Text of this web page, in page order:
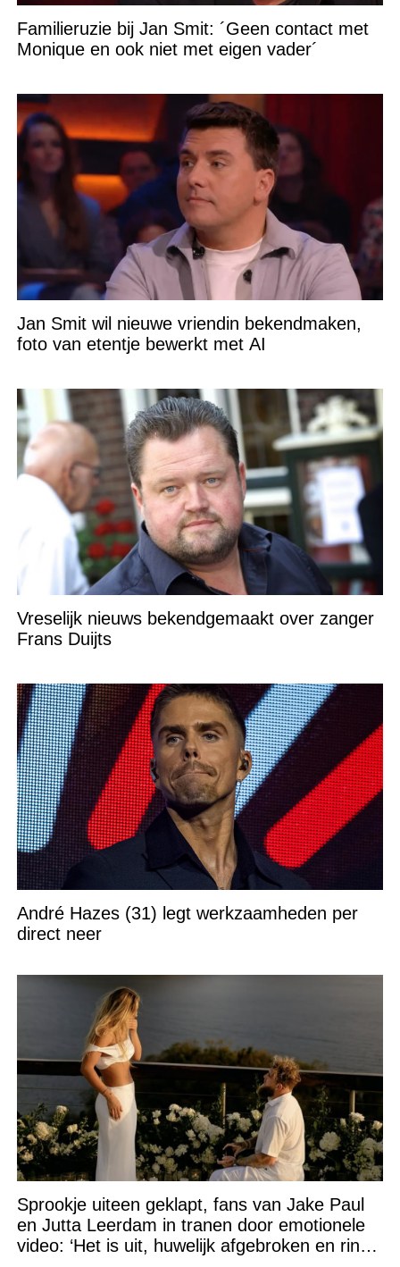
Familieruzie bij Jan Smit: ´Geen contact met
Monique en ook niet met eigen vader´
Jan Smit wil nieuwe vriendin bekendmaken,
foto van etentje bewerkt met AI
Vreselijk nieuws bekendgemaakt over zanger
Frans Duijts
André Hazes (31) legt werkzaamheden per
direct neer
Sprookje uiteen geklapt, fans van Jake Paul
en Jutta Leerdam in tranen door emotionele
video: ‘Het is uit, huwelijk afgebroken en ring